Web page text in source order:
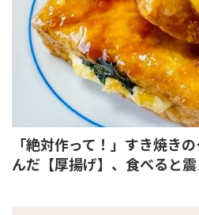
「絶対作って！」すき焼き
んだ【厚揚げ】、食べると震